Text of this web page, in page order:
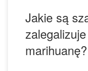
Jakie są
marihuanę?